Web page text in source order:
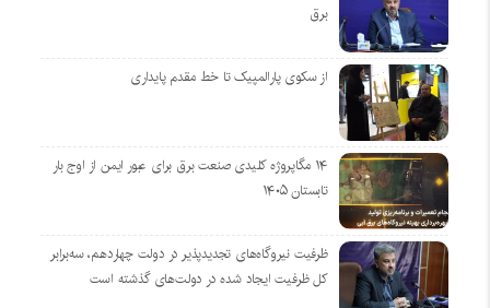
برق
از سکوی پارالمپیک تا خط مقدم پایداری
۱۴ مگاپروژه‌ کلیدی صنعت برق برای عبور ایمن از اوج بار
تابستان ۱۴۰۵
ظرفیت نیروگاه‌های تجدیدپذیر در دولت چهاردهم، سه‌برابر
کل ظرفیت ایجاد شده در دولت‌های گذشته است